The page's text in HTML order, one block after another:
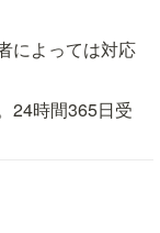
によっては対応
24時間365日受